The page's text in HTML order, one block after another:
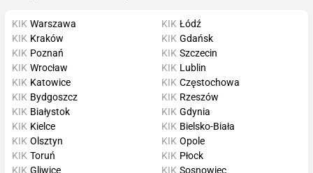
KIK Warszawa
KIK Kraków
KIK Poznań
KIK Wrocław
KIK Łódź
KIK Gdańsk
KIK Szczecin
KIK Lublin
KIK Katowice
KIK Bydgoszcz
KIK Białystok
KIK Kielce
KIK Częstochowa
KIK Rzeszów
KIK Gdynia
KIK Bielsko-Biała
KIK Olsztyn
KIK Toruń
KIK Gliwice
KIK Opole
KIK Płock
KIK Sosnowiec